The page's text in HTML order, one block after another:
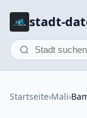
stadt-
Startseite›Mali›